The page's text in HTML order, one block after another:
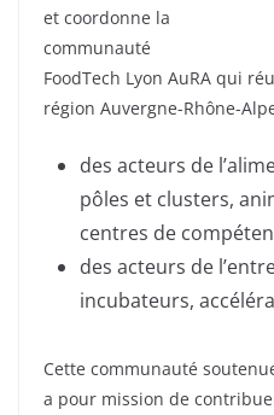
et coordonne la
communauté
FoodTech Lyon AuRA qui
région Auvergne-Rhône-
des acteurs de
pôles et clusters,
centres de
des acteurs de
incubateurs,
Cette communauté
a pour mission de